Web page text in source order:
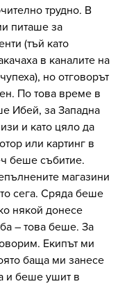
трудно. В
питаше за
(тъй като
в каналите на
но отговорът
По това време в
Ибей, за Западна
и като цяло да
или картинг в
беше събитие.
магазини
сега. Сряда беше
някой донесе
– това беше. За
Екипът ми
баща ми занесе
и беше ушит в